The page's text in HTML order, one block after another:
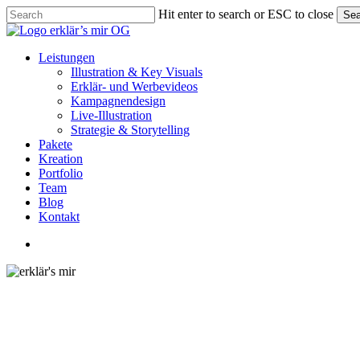
Skip
to
content
Hit enter to search or ESC to close
Close
Menu
Leistungen
Illustration & Key Visuals
Erklär- und Werbevideos
Kampagnendesign
Live-Illustration
Strategie & Storytelling
Pakete
Kreation
Portfolio
Team
Blog
Kontakt